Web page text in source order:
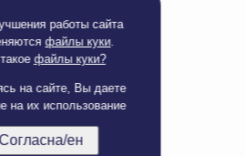
работы сайта
файлы куки.
файлы куки?
на сайте, Вы даете
на их использование
Согласна/ен
Полная версия сайта